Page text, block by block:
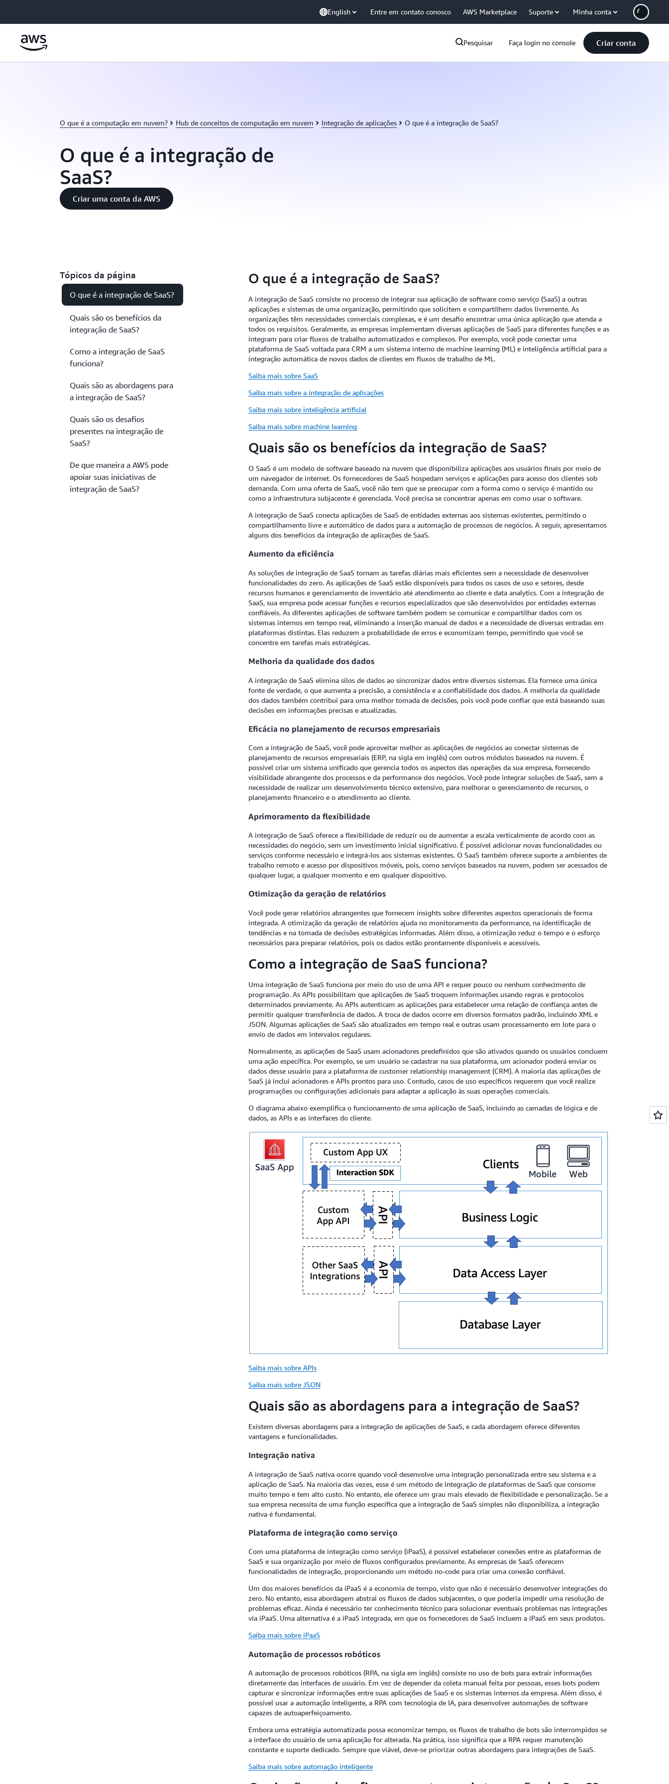
English Entre em contato conosco AWS Marketplace Suporte Minha conta
Pesquisar Faça login no console Criar conta
O que é a computação em nuvem? Hub de conceitos de computação em nuvem Integração de aplicações O que é a integração de SaaS?
O que é a integração de
SaaS?
Criar uma conta da AWS
Tópicos da página
O que é a integração de SaaS?
Quais são os benefícios da
integração de SaaS?
Como a integração de SaaS
funciona?
Quais são as abordagens para
a integração de SaaS?
Quais são os desafios
presentes na integração de
SaaS?
De que maneira a AWS pode
apoiar suas iniciativas de
integração de SaaS?
O que é a integração de SaaS?
A integração de SaaS consiste no processo de integrar sua aplicação de software como serviço (SaaS) a outras
aplicações e sistemas de uma organização, permitindo que solicitem e compartilhem dados livremente. As
organizações têm necessidades comerciais complexas, e é um desafio encontrar uma única aplicação que atenda a
todos os requisitos. Geralmente, as empresas implementam diversas aplicações de SaaS para diferentes funções e as
integram para criar fluxos de trabalho automatizados e complexos. Por exemplo, você pode conectar uma
plataforma de SaaS voltada para CRM a um sistema interno de machine learning (ML) e inteligência artificial para a
integração automática de novos dados de clientes em fluxos de trabalho de ML.
Saiba mais sobre SaaS
Saiba mais sobre a integração de aplicações
Saiba mais sobre inteligência artificial
Saiba mais sobre machine learning
Quais são os benefícios da integração de SaaS?
O SaaS é um modelo de software baseado na nuvem que disponibiliza aplicações aos usuários finais por meio de
um navegador de internet. Os fornecedores de SaaS hospedam serviços e aplicações para acesso dos clientes sob
demanda. Com uma oferta de SaaS, você não tem que se preocupar com a forma como o serviço é mantido ou
como a infraestrutura subjacente é gerenciada. Você precisa se concentrar apenas em como usar o software.
A integração de SaaS conecta aplicações de SaaS de entidades externas aos sistemas existentes, permitindo o
compartilhamento livre e automático de dados para a automação de processos de negócios. A seguir, apresentamos
alguns dos benefícios da integração de aplicações de SaaS.
Aumento da eficiência
As soluções de integração de SaaS tornam as tarefas diárias mais eficientes sem a necessidade de desenvolver
funcionalidades do zero. As aplicações de SaaS estão disponíveis para todos os casos de uso e setores, desde
recursos humanos e gerenciamento de inventário até atendimento ao cliente e data analytics. Com a integração de
SaaS, sua empresa pode acessar funções e recursos especializados que são desenvolvidos por entidades externas
confiáveis. As diferentes aplicações de software também podem se comunicar e compartilhar dados com os
sistemas internos em tempo real, eliminando a inserção manual de dados e a necessidade de diversas entradas em
plataformas distintas. Elas reduzem a probabilidade de erros e economizam tempo, permitindo que você se
concentre em tarefas mais estratégicas.
Melhoria da qualidade dos dados
A integração de SaaS elimina silos de dados ao sincronizar dados entre diversos sistemas. Ela fornece uma única
fonte de verdade, o que aumenta a precisão, a consistência e a confiabilidade dos dados. A melhoria da qualidade
dos dados também contribui para uma melhor tomada de decisões, pois você pode confiar que está baseando suas
decisões em informações precisas e atualizadas.
Eficácia no planejamento de recursos empresariais
Com a integração de SaaS, você pode aproveitar melhor as aplicações de negócios ao conectar sistemas de
planejamento de recursos empresariais (ERP, na sigla em inglês) com outros módulos baseados na nuvem. É
possível criar um sistema unificado que gerencia todos os aspectos das operações da sua empresa, fornecendo
visibilidade abrangente dos processos e da performance dos negócios. Você pode integrar soluções de SaaS, sem a
necessidade de realizar um desenvolvimento técnico extensivo, para melhorar o gerenciamento de recursos, o
planejamento financeiro e o atendimento ao cliente.
Aprimoramento da flexibilidade
A integração de SaaS oferece a flexibilidade de reduzir ou de aumentar a escala verticalmente de acordo com as
necessidades do negócio, sem um investimento inicial significativo. É possível adicionar novas funcionalidades ou
serviços conforme necessário e integrá-los aos sistemas existentes. O SaaS também oferece suporte a ambientes de
trabalho remoto e acesso por dispositivos móveis, pois, como serviços baseados na nuvem, podem ser acessados de
qualquer lugar, a qualquer momento e em qualquer dispositivo.
Otimização da geração de relatórios
Você pode gerar relatórios abrangentes que fornecem insights sobre diferentes aspectos operacionais de forma
integrada. A otimização da geração de relatórios ajuda no monitoramento da performance, na identificação de
tendências e na tomada de decisões estratégicas informadas. Além disso, a otimização reduz o tempo e o esforço
necessários para preparar relatórios, pois os dados estão prontamente disponíveis e acessíveis.
Como a integração de SaaS funciona?
Uma integração de SaaS funciona por meio do uso de uma API e requer pouco ou nenhum conhecimento de
programação. As APIs possibilitam que aplicações de SaaS troquem informações usando regras e protocolos
determinados previamente. As APIs autenticam as aplicações para estabelecer uma relação de confiança antes de
permitir qualquer transferência de dados. A troca de dados ocorre em diversos formatos padrão, incluindo XML e
JSON. Algumas aplicações de SaaS são atualizados em tempo real e outras usam processamento em lote para o
envio de dados em intervalos regulares.
Normalmente, as aplicações de SaaS usam acionadores predefinidos que são ativados quando os usuários concluem
uma ação específica. Por exemplo, se um usuário se cadastrar na sua plataforma, um acionador poderá enviar os
dados desse usuário para a plataforma de customer relationship management (CRM). A maioria das aplicações de
SaaS já inclui acionadores e APIs prontos para uso. Contudo, casos de uso específicos requerem que você realize
programações ou configurações adicionais para adaptar a aplicação às suas operações comerciais.
O diagrama abaixo exemplifica o funcionamento de uma aplicação de SaaS, incluindo as camadas de lógica e de
dados, as APIs e as interfaces do cliente.
Saiba mais sobre APIs
Saiba mais sobre JSON
Quais são as abordagens para a integração de SaaS?
Existem diversas abordagens para a integração de aplicações de SaaS, e cada abordagem oferece diferentes
vantagens e funcionalidades.
Integração nativa
A integração de SaaS nativa ocorre quando você desenvolve uma integração personalizada entre seu sistema e a
aplicação de SaaS. Na maioria das vezes, esse é um método de integração de plataformas de SaaS que consome
muito tempo e tem alto custo. No entanto, ele oferece um grau mais elevado de flexibilidade e personalização. Se a
sua empresa necessita de uma função específica que a integração de SaaS simples não disponibiliza, a integração
nativa é fundamental.
Plataforma de integração como serviço
Com uma plataforma de integração como serviço (iPaaS), é possível estabelecer conexões entre as plataformas de
SaaS e sua organização por meio de fluxos configurados previamente. As empresas de SaaS oferecem
funcionalidades de integração, proporcionando um método no-code para criar uma conexão confiável.
Um dos maiores benefícios da iPaaS é a economia de tempo, visto que não é necessário desenvolver integrações do
zero. No entanto, essa abordagem abstrai os fluxos de dados subjacentes, o que poderia impedir uma resolução de
problemas eficaz. Ainda é necessário ter conhecimento técnico para solucionar eventuais problemas nas integrações
via iPaaS. Uma alternativa é a iPaaS integrada, em que os fornecedores de SaaS incluem a iPaaS em seus produtos.
Saiba mais sobre iPaaS
Automação de processos robóticos
A automação de processos robóticos (RPA, na sigla em inglês) consiste no uso de bots para extrair informações
diretamente das interfaces de usuário. Em vez de depender da coleta manual feita por pessoas, esses bots podem
capturar e sincronizar informações entre suas aplicações de SaaS e os sistemas internos da empresa. Além disso, é
possível usar a automação inteligente, a RPA com tecnologia de IA, para desenvolver automações de software
capazes de autoaperfeiçoamento.
Embora uma estratégia automatizada possa economizar tempo, os fluxos de trabalho de bots são interrompidos se
a interface do usuário de uma aplicação for alterada. Na prática, isso significa que a RPA requer manutenção
constante e suporte dedicado. Sempre que viável, deve-se priorizar outras abordagens para integrações de SaaS.
Saiba mais sobre automação inteligente